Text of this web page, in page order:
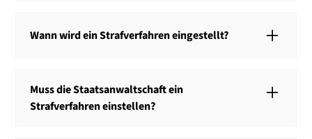
einer Einstellung des Ermittlungsverfahrens. Circa 65
% aller Strafverfahren werden eingestellt.
Wann wird ein Strafverfahren eingestellt?
Beschuldigte unschuldig ist oder die Schuld des
Beschuldigten gering ist.
Muss die Staatsanwaltschaft ein
Strafverfahren einstellen?